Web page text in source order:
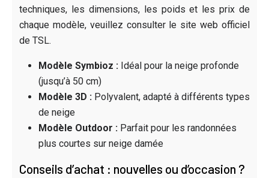
techniques, les dimensions, les poids et les prix de
chaque modèle, veuillez consulter le site web officiel
de TSL.
Modèle Symbioz : Idéal pour la neige profonde
(jusqu’à 50 cm)
Modèle 3D : Polyvalent, adapté à différents types
de neige
Modèle Outdoor : Parfait pour les randonnées
plus courtes sur neige damée
Conseils d’achat : nouvelles ou d’occasion ?